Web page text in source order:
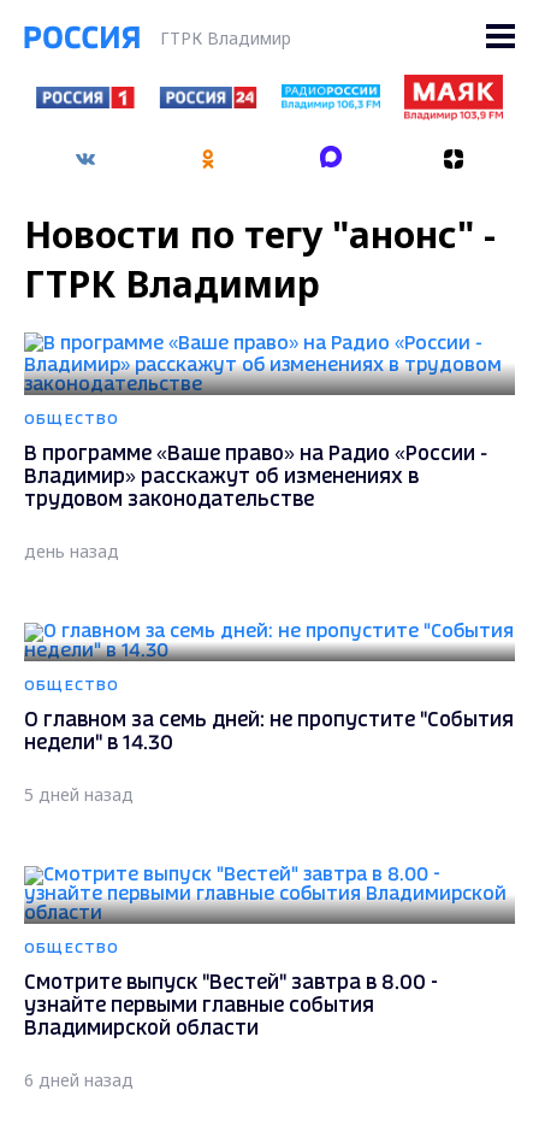
ГТРК Владимир
Новости по тегу "анонс" -
ГТРК Владимир
ОБЩЕСТВО
В программе «Ваше право» на Радио «России -
Владимир» расскажут об изменениях в
трудовом законодательстве
день назад
ОБЩЕСТВО
О главном за семь дней: не пропустите "События
недели" в 14.30
5 дней назад
ОБЩЕСТВО
Смотрите выпуск "Вестей" завтра в 8.00 -
узнайте первыми главные события
Владимирской области
6 дней назад